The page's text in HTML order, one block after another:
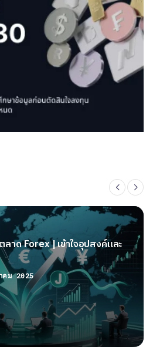
าด Forex | เข้าใจอุปสงค์และ
คม 2025